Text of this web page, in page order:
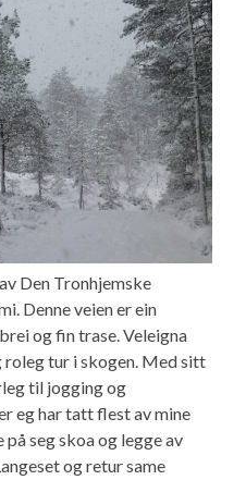
Den Tronhjemske
Denne veien er ein
og fin trase. Veleigna
roleg tur i skogen. Med sitt
til jogging og
eg har tatt flest av mine
seg skoa og legge av
og retur same